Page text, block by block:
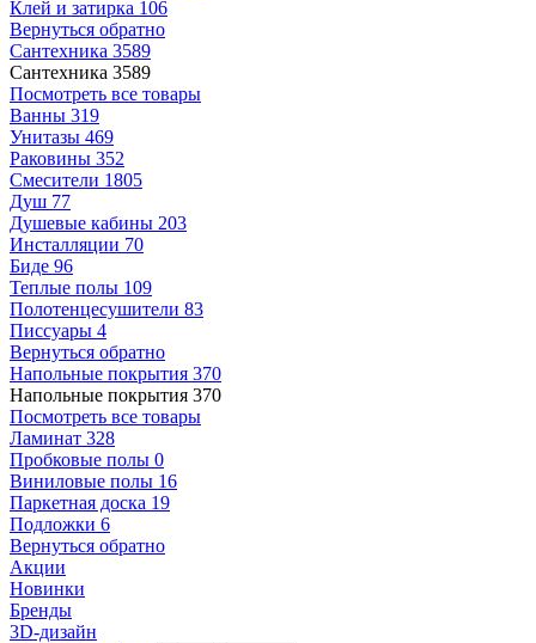
Клей и затирка 106
Вернуться обратно
Сантехника 3589
Сантехника 3589
Посмотреть все товары
Ванны 319
Унитазы 469
Раковины 352
Смесители 1805
Душ 77
Душевые кабины 203
Инсталляции 70
Биде 96
Теплые полы 109
Полотенцесушители 83
Писсуары 4
Вернуться обратно
Напольные покрытия 370
Напольные покрытия 370
Посмотреть все товары
Ламинат 328
Пробковые полы 0
Виниловые полы 16
Паркетная доска 19
Подложки 6
Вернуться обратно
Акции
Новинки
Бренды
3D-дизайн